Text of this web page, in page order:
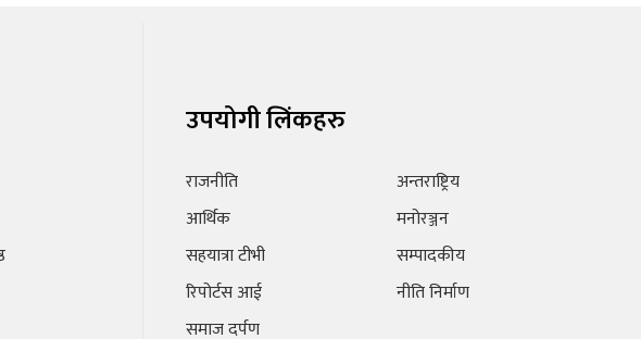
उपयोगी लिंकहरु
राजनीति
आर्थिक
सहयात्रा टीभी
रिपोर्टस आई
समाज दर्पण
अन्तराष्ट्रिय
मनोरञ्जन
सम्पादकीय
नीति निर्माण